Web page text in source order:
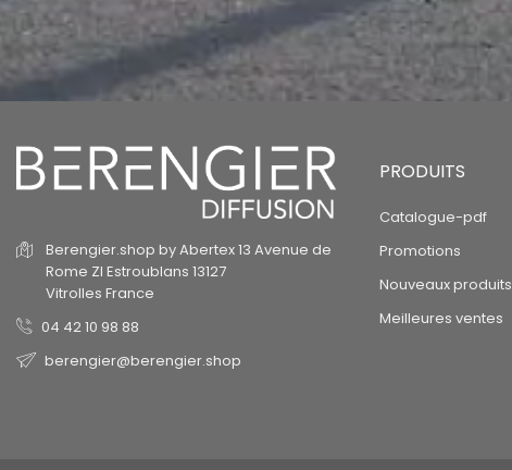
Berengier.shop by Abertex13 Avenue de
Rome ZI Estroublans 13127
Vitrolles France
04 42 10 98 88
berengier@berengier.shop
PRODUITS
Catalogue-pdf
Promotions
Nouveaux produits
Meilleures ventes